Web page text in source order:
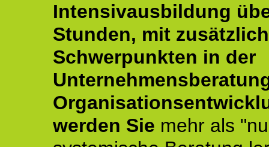
Intensivausbildung
Stunden, mit
Schwerpunkten in der
werden Sie mehr als